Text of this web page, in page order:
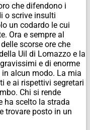
che difendono i
o scrive insulti
un codardo le cui
Ora e sempre al
scorse ore che
Uil di Lomazzo e la
e di enorme
alcun modo. La mia
e ai rispettivi segretari
Chi si rende
ha scelto la strada
trovare posto in un